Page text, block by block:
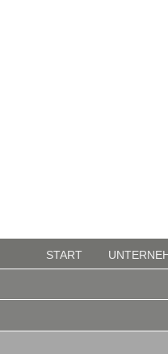
START